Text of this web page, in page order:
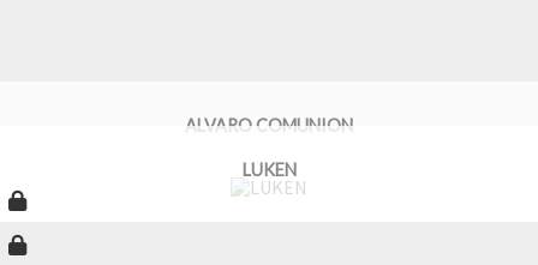
ALVARO COMUNION
LUKEN